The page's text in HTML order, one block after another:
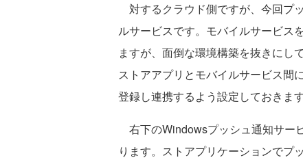
対するクラウド側ですが、今回プ
ルサービスです。モバイルサービス
ますが、面倒な環境構築を抜きにし
ストアアプリとモバイルサービス間
登録し連携するよう設定しておきます
右下のWindowsプッシュ通知サー
ります。ストアプリケーションでプ